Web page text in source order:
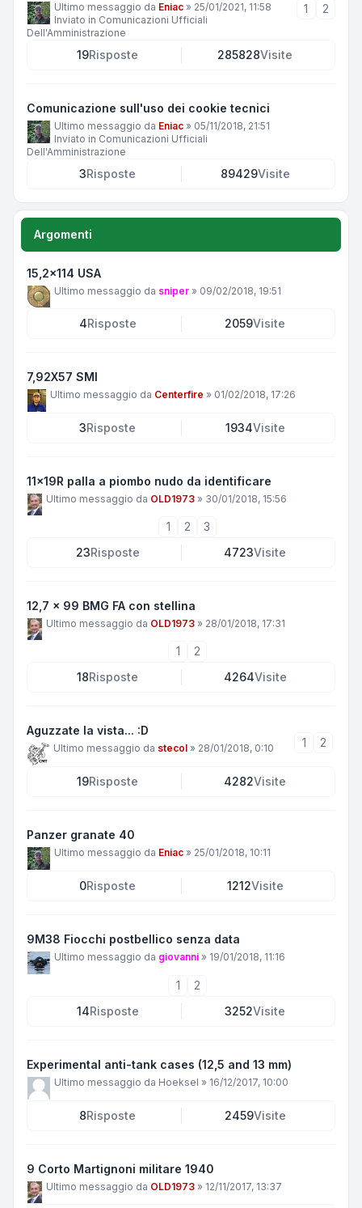
Ultimo messaggio da Eniac » 25/01/2021, 11:58
Inviato in Comunicazioni Ufficiali
Dell'Amministrazione
1 2
19Risposte 285828Visite
Comunicazione sull'uso dei cookie tecnici
Ultimo messaggio da Eniac » 05/11/2018, 21:51
Inviato in Comunicazioni Ufficiali
Dell'Amministrazione
3Risposte 89429Visite
Argomenti
15,2x114 USA
Ultimo messaggio da sniper » 09/02/2018, 19:51
4Risposte 2059Visite
7,92X57 SMI
Ultimo messaggio da Centerfire » 01/02/2018, 17:26
3Risposte 1934Visite
11x19R palla a piombo nudo da identificare
Ultimo messaggio da OLD1973 » 30/01/2018, 15:56
1 2
3
23Risposte 4723Visite
12,7 x 99 BMG FA con stellina
Ultimo messaggio da OLD1973 » 28/01/2018, 17:31
1
2
18Risposte 4264Visite
Aguzzate la vista... :D
Ultimo messaggio da stecol » 28/01/2018, 0:10 1 2
19Risposte 4282Visite
Panzer granate 40
Ultimo messaggio da Eniac » 25/01/2018, 10:11
0Risposte 1212Visite
9M38 Fiocchi postbellico senza data
Ultimo messaggio da giovanni » 19/01/2018, 11:16
1
2
14Risposte 3252Visite
Experimental anti-tank cases (12,5 and 13 mm)
Ultimo messaggio da Hoeksel » 16/12/2017, 10:00
8Risposte 2459Visite
9 Corto Martignoni militare 1940
Ultimo messaggio da OLD1973 » 12/11/2017, 13:37